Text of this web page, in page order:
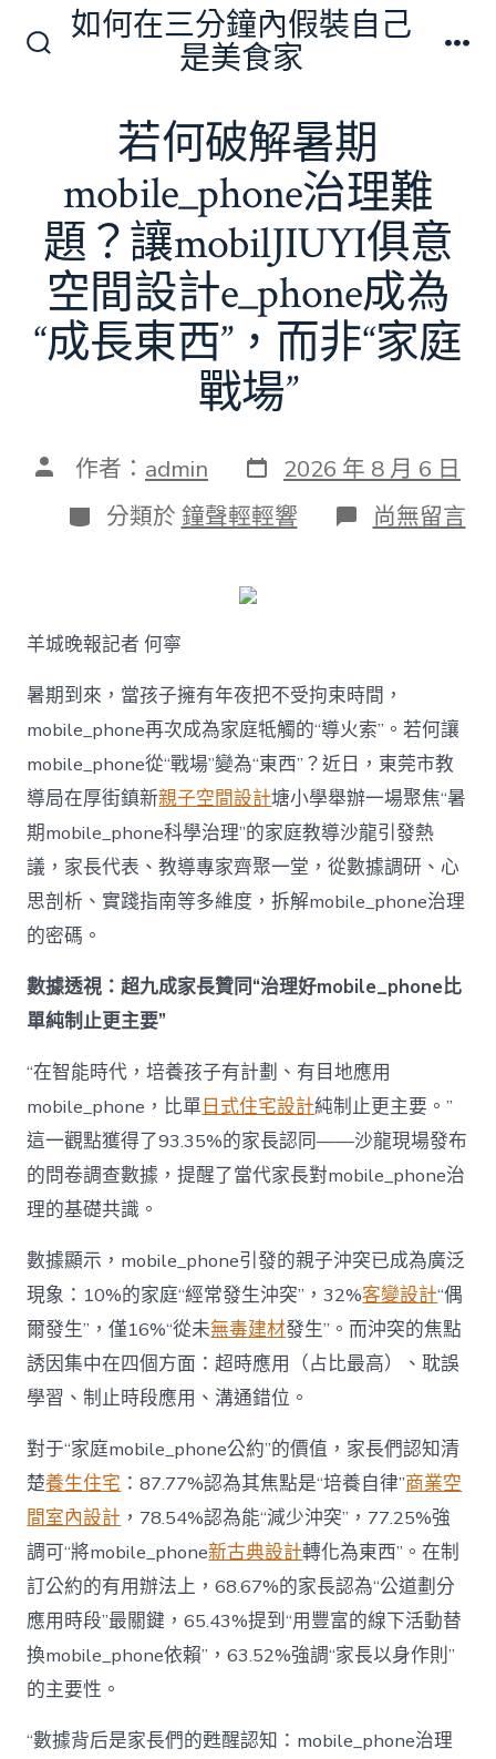
如何在三分鐘內假裝自己
是美食家
若何破解暑期
mobile_phone治理難
題？讓mobilJIUYI俱意
空間設計e_phone成為
“成長東西”，而非“家庭
戰場”
文 作者： admin 發
表
日
期
2026 年 8 月 6 日
分
類
分類於 鐘聲輕輕響 在
〈若
治
理
難
題？
讓
mobilJIUYI
俱
意
空
間
設
成
為
東
西”，
而
非
“家
庭
中
尚無留言
羊城晚報記者 何寧
暑期到來，當孩子擁有年夜把不受拘束時間，
mobile_phone再次成為家庭牴觸的“導火索”。若何讓
mobile_phone從“戰場”變為“東西”？近日，東莞市教
導局在厚街鎮新親子空間設計塘小學舉辦一場聚焦“暑
期mobile_phone科學治理”的家庭教導沙龍引發熱
議，家長代表、教導專家齊聚一堂，從數據調研、心
思剖析、實踐指南等多維度，拆解mobile_phone治理
的密碼。
數據透視：超九成家長贊同“治理好mobile_phone比
單純制止更主要”
“在智能時代，培養孩子有計劃、有目地應用
mobile_phone，比單日式住宅設計純制止更主要。”
這一觀點獲得了93.35%的家長認同——沙龍現場發布
的問卷調查數據，提醒了當代家長對mobile_phone治
理的基礎共識。
數據顯示，mobile_phone引發的親子沖突已成為廣泛
現象：10%的家庭“經常發生沖突”，32%客變設計“偶
爾發生”，僅16%“從未無毒建材發生”。而沖突的焦點
誘因集中在四個方面：超時應用（占比最高）、耽誤
學習、制止時段應用、溝通錯位。
對于“家庭mobile_phone公約”的價值，家長們認知清
楚養生住宅 ：87.77%認為其焦點是“培養自律”商業空
間室內設計 ，78.54%認為能“減少沖突”，77.25%強
調可“將mobile_phone新古典設計轉化為東西”。在制
訂公約的有用辦法上，68.67%的家長認為“公道劃分
應用時段”最關鍵，65.43%提到“用豐富的線下活動替
換mobile_phone依賴”，63.52%強調“家長以身作則”
的主要性。
“數據背后是家長們的甦醒認知：mobile_phone治理